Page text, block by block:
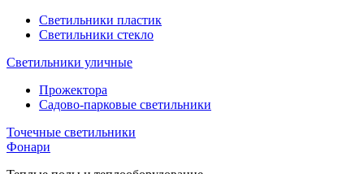
Светильники плаcтик
Светильники стекло
Светильники уличные
Прожектора
Садово-парковые светильники
Точечные светильники
Фонари